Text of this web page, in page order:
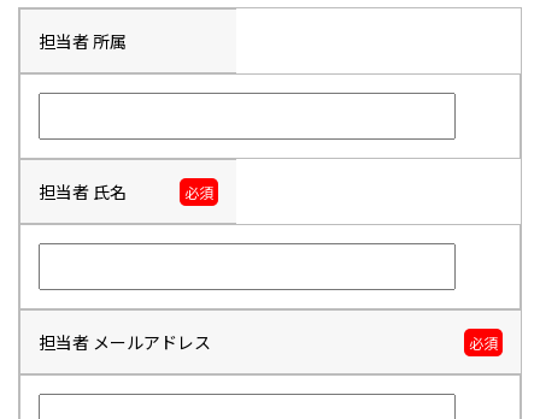
担当者 所属
担当者 氏名 必須
担当者 メールアドレス 必須